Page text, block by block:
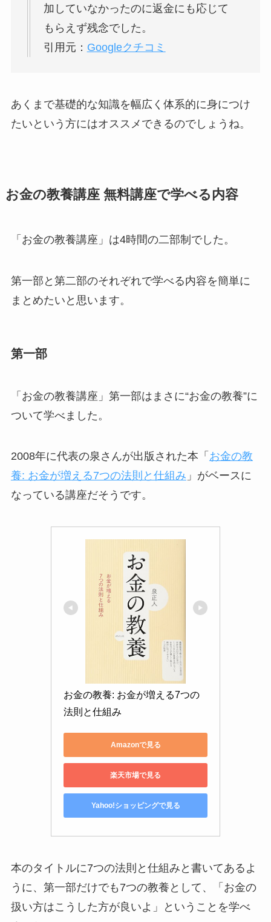
加していなかったのに返金にも応じて
もらえず残念でした。
引用元： Googleクチコミ
あくまで基礎的な知識を幅広く体系的に身につけ
たいという方にはオススメできるのでしょうね。
お金の教養講座 無料講座で学べる内容
「お金の教養講座」は4時間の二部制でした。
第一部と第二部のそれぞれで学べる内容を簡単に
まとめたいと思います。
第一部
「お金の教養講座」第一部はまさに“お金の教養”に
ついて学べました。
2008年に代表の泉さんが出版された本「 お金の教
養: お金が増える7つの法則と仕組み 」がベースに
なっている講座だそうです。
お金の教養: お金が増える7つの
法則と仕組み
Amazonで見る
楽天市場で見る
Yahoo!ショッピングで見る
本のタイトルに7つの法則と仕組みと書いてあるよ
うに、第一部だけでも7つの教養として、「お金の
扱い方はこうした方が良いよ」ということを学べ